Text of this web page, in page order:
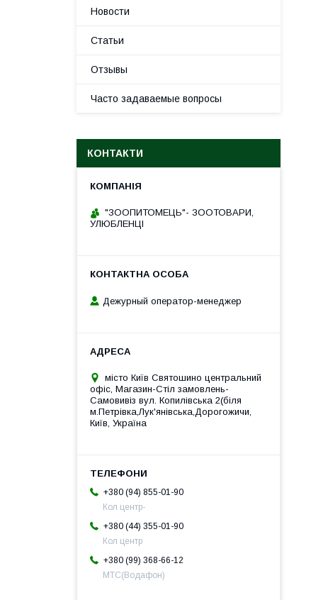
Новости
Статьи
Отзывы
Часто задаваемые вопросы
КОНТАКТИ
"ЗООПИТОМЕЦЬ"- ЗООТОВАРИ,
УЛЮБЛЕНЦІ
Дежурный оператор-менеджер
місто Київ Святошино центральний
офіс, Магазин-Стіл замовлень-
Самовивіз вул. Копилівська 2(біля
м.Петрівка,Лук'янівська,Дорогожичи,
Київ, Україна
+380 (94) 855-01-90
Кол центр-
+380 (44) 355-01-90
Кол центр
+380 (99) 368-66-12
МТС(Водафон)